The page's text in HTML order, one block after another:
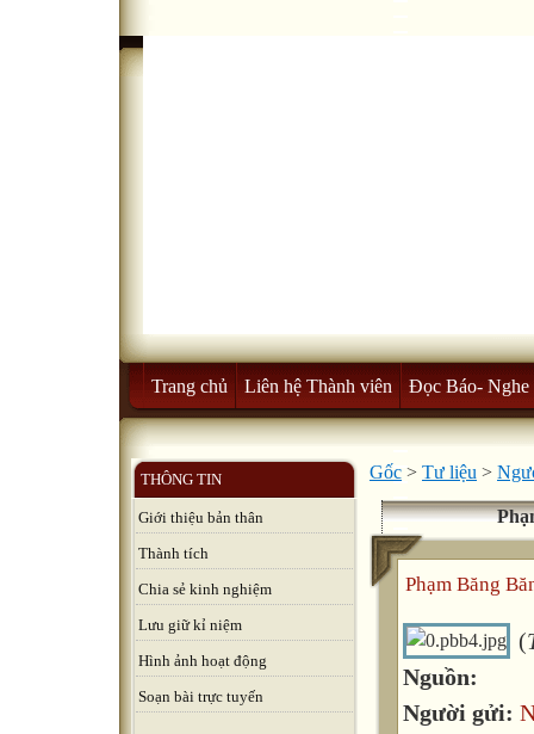
Trang chủ Liên hệ Thành viên Đọc Báo- Nghe
THÔNG TIN
Giới thiệu bản thân
Thành tích
Chia sẻ kinh nghiệm
Lưu giữ kỉ niệm
Hình ảnh hoạt động
Soạn bài trực tuyến
Gốc > Tư liệu >
Phạm Băng
(
Nguồn:
Người gửi: